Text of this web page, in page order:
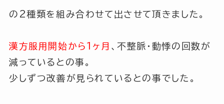
の2種類を組み合わせて出させて頂きました。
漢方服用開始から1ヶ月 、不整脈・動悸の回数が
減っているとの事。
少しずつ改善が見られているとの事でした。